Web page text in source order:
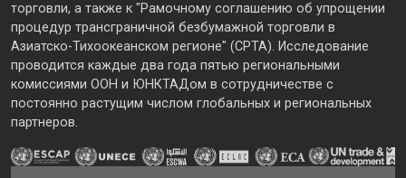
торговли, а также к "Рамочному соглашению об упрощении
процедур трансграничной безбумажной торговли в
Азиатско-Тихоокеанском регионе" (CPTA). Исследование
проводится каждые два года пятью региональными
комиссиями ООН и ЮНКТАДом в сотрудничестве с
постоянно растущим числом глобальных и региональных
партнеров.